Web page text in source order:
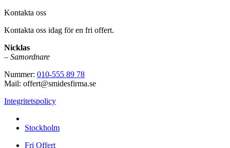
Kontakta oss
Kontakta oss idag för en fri offert.
Nicklas
– Samordnare
Nummer: 010-555 89 78
Mail: offert@smidesfirma.se
Integritetspolicy
Stockholm
Fri Offert